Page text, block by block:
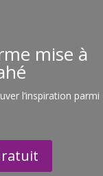
mise à
l’inspiration parmi